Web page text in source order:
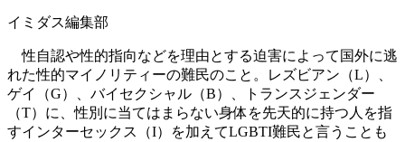
イミダス編集部
性自認や性的指向などを理由とする迫害によって国外に逃
れた性的マイノリティーの難民のこと。レズビアン（L）、
ゲイ（G）、バイセクシャル（B）、トランスジェンダー
（T）に、性別に当てはまらない身体を先天的に持つ人を指
すインターセックス（I）を加えてLGBTI難民と言うことも